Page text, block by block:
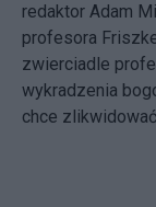
redaktor Adam
profesora
zwierciadle
wykradzenia
chce